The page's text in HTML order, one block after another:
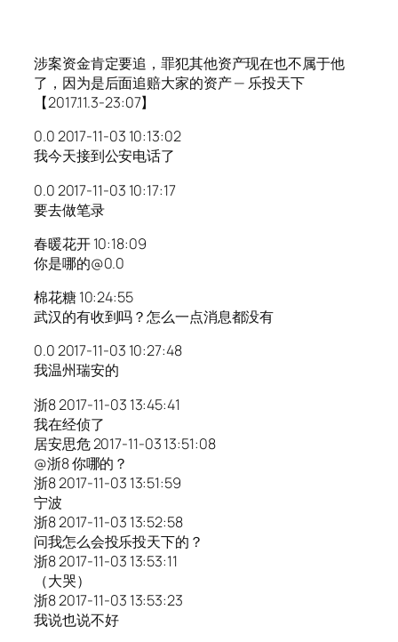
涉案资金肯定要追，罪犯其他资产现在也不属于他
了，因为是后面追赔大家的资产 — 乐投天下
【2017.11.3-23:07】
0.0 2017-11-03 10:13:02
我今天接到公安电话了
0.0 2017-11-03 10:17:17
要去做笔录
春暖花开 10:18:09
你是哪的@0.0
棉花糖 10:24:55
武汉的有收到吗？怎么一点消息都没有
0.0 2017-11-03 10:27:48
我温州瑞安的
浙8 2017-11-03 13:45:41
我在经侦了
居安思危 2017-11-03 13:51:08
@浙8 你哪的？
浙8 2017-11-03 13:51:59
宁波
浙8 2017-11-03 13:52:58
问我怎么会投乐投天下的？
浙8 2017-11-03 13:53:11
（大哭）
浙8 2017-11-03 13:53:23
我说也说不好